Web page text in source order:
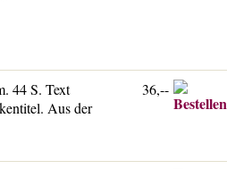
44 S. Text
Aus der
36,--